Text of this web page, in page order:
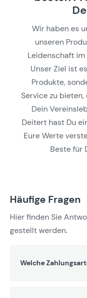
Wir haben es
unseren
Leidenschaft
Unser Ziel ist
Produkte,
Service zu
Dein
Deitert hast Du
Eure Werte
Beste für
Häufige Fragen
Hier finden Sie
gestellt werden.
Welche